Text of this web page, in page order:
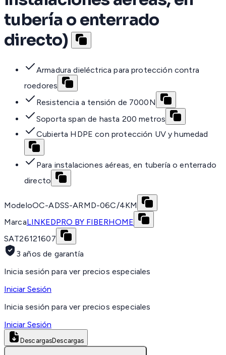
tubería o enterrado
directo)
Armadura dieléctrica para protección contra
roedores
Resistencia a tensión de 7000N
Soporta span de hasta 200 metros
Cubierta HDPE con protección UV y humedad
Para instalaciones aéreas, en tubería o enterrado
directo
ModeloOC-ADSS-ARMD-06C/4KM
MarcaLINKEDPRO BY FIBERHOME
SAT26121607
3 años de garantía
Inicia sesión para ver precios especiales
Iniciar Sesión
Inicia sesión para ver precios especiales
Iniciar Sesión
DescargasDescargas